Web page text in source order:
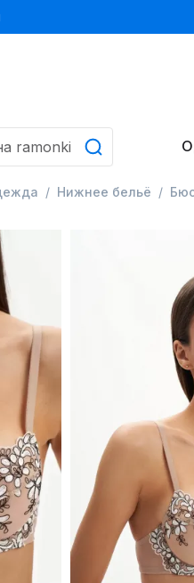
Нижнее бельё